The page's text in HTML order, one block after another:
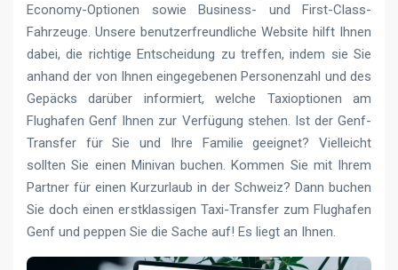
Economy-Optionen sowie Business- und First-Class-
Fahrzeuge. Unsere benutzerfreundliche Website hilft Ihnen
dabei, die richtige Entscheidung zu treffen, indem sie Sie
anhand der von Ihnen eingegebenen Personenzahl und des
Gepäcks darüber informiert, welche Taxioptionen am
Flughafen Genf Ihnen zur Verfügung stehen. Ist der Genf-
Transfer für Sie und Ihre Familie geeignet? Vielleicht
sollten Sie einen Minivan buchen. Kommen Sie mit Ihrem
Partner für einen Kurzurlaub in der Schweiz? Dann buchen
Sie doch einen erstklassigen Taxi-Transfer zum Flughafen
Genf und peppen Sie die Sache auf! Es liegt an Ihnen.